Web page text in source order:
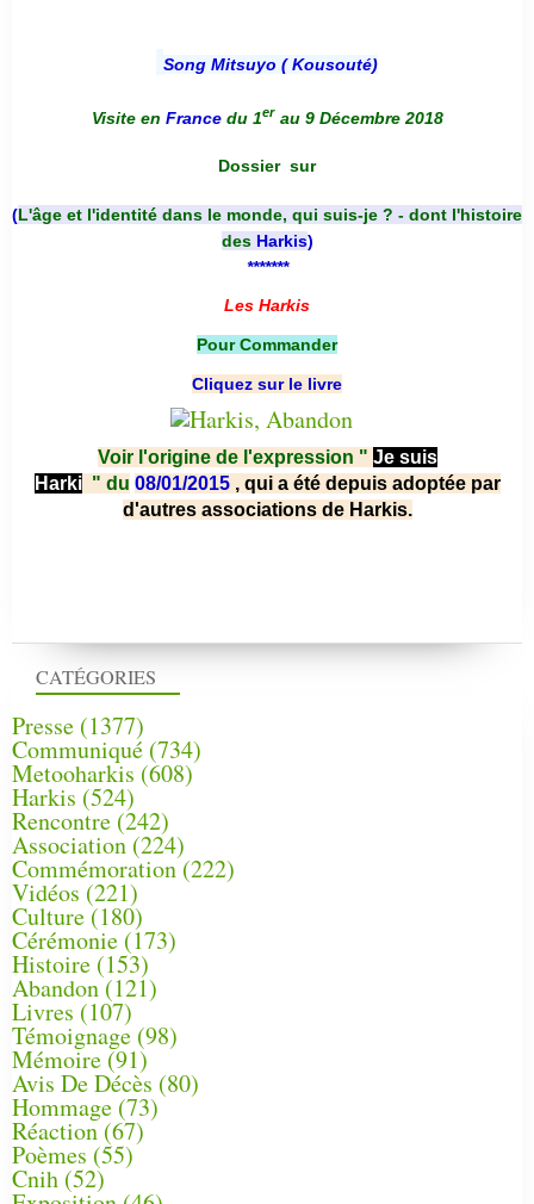
CATÉGORIES
Presse (1377)
Communiqué (734)
Metooharkis (608)
Harkis (524)
Rencontre (242)
Association (224)
Commémoration(222)
Vidéos (221)
Culture(180)
Cérémonie (173)
Histoire (153)
Abandon(121)
Livres (107)
Témoignage (98)
Mémoire (91)
Avis De Décès (80)
Hommage (73)
Réaction(67)
Poèmes (55)
Cnih (52)
Song Mitsuyo ( Kousouté)
Visite en France du 1er au 9 Décembre 2018
Dossier sur
(L'âge et l'identité dans le monde, qui suis-je ? - dont l'histoire
des Harkis)
*******
Les Harkis
Pour Commander
Cliquez sur le livre
Voir l'origine de l'expression " Je suis
Harki " du 08/01/2015 , qui a été depuis adoptée par
d'autres associations de Harkis.